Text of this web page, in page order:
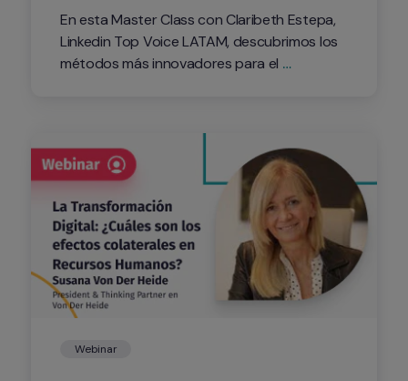
En esta Master Class con Claribeth Estepa,
Linkedin Top Voice LATAM, descubrimos los
métodos más innovadores para el
grabación del Webinar ya está disponible
para que descubras cómo ser un Reclutado
Webinar